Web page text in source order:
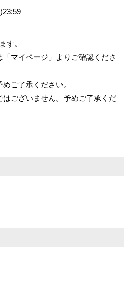
す。
マイページ」よりご確認くださ
ご了承ください。
ございません。予めご了承くだ